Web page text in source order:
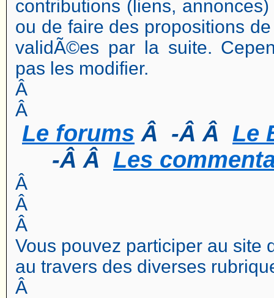
contributions (liens,
ou de faire des propositions
validÃ©es par la suite.
pas les modifier.
Â
Â
Le forums Â -Â Â Le
-Â Â Les
Â
Â
Â
Vous pouvez participer au site
au travers des diverses
Â